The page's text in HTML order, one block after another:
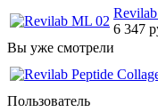
6 347
Вы уже смотрели
Пользователь